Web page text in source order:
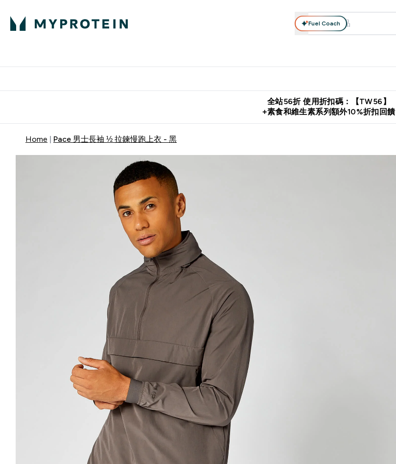
Fuel Coach
全站56折 使用折扣碼：【TW56】
+素食和維生素系列額外10%折扣回饋
Home Pace 男士長袖 ½ 拉鍊慢跑上衣 - 黑